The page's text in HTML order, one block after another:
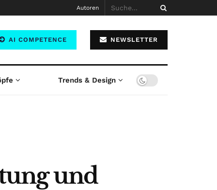
Autoren
AI COMPETENCE NEWSLETTER
Trends & Design
und